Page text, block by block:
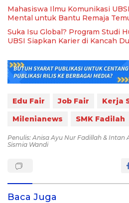
Mahasiswa Ilmu Komunikasi
Mental untuk Bantu Remaja
Suka Isu Global? Program Studi
UBSI Siapkan Karier di Kancah
Edu Fair Job Fair
Kerja
Milenianews
SMK Fadilah
Penulis: Anisa Ayu Nur Fadillah & Intan
Sismia Wandi
Baca Juga